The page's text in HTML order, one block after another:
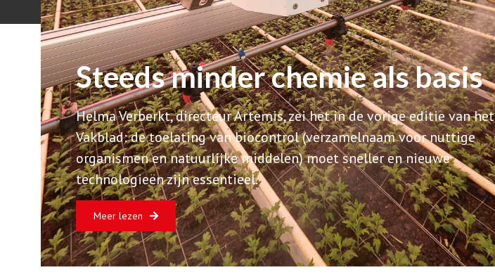
Steeds minder chemie als basis
Helma Verberkt, directeur Artemis, zei het in de vorige editie van het
Vakblad: de toelating van biocontrol (verzamelnaam voor nuttige
organismen en natuurlijke middelen) moet sneller en nieuwe
technologieën zijn essentieel.
Meer lezen